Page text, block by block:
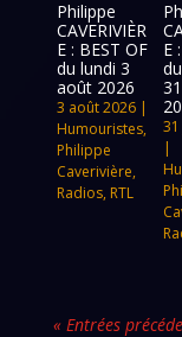
Philippe
CAVERIVIÈR
E : BEST OF
du lundi 3
août 2026
3 août 2026 |
Humouristes,
Philippe
Caverivière,
Radios, RTL
E
|
« Entrées